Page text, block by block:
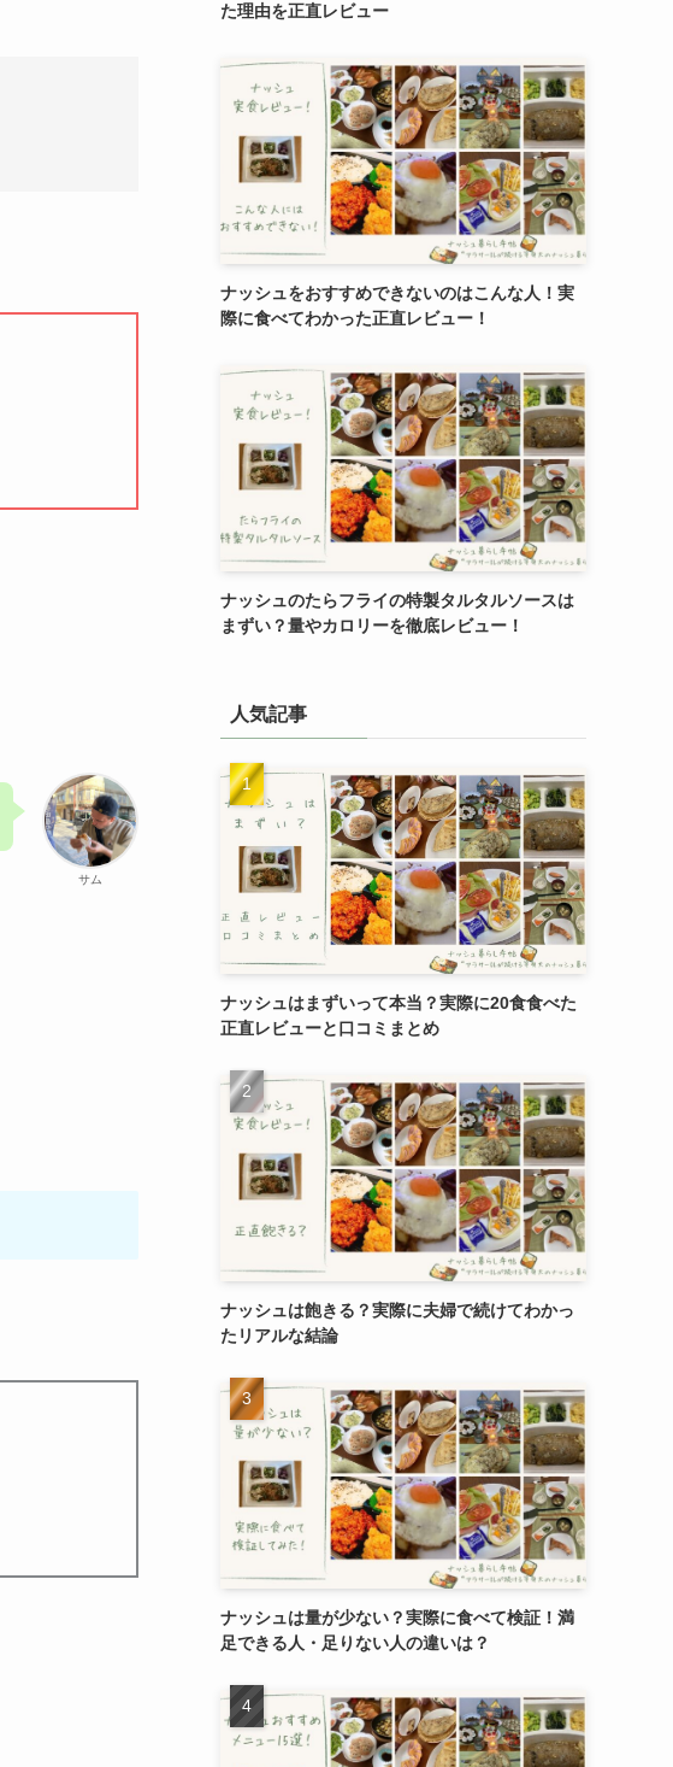
サム
た理由を正直レビュー
ナッシュをおすすめできないのはこんな人！実
際に食べてわかった正直レビュー！
ナッシュのたらフライの特製タルタルソースは
まずい？量やカロリーを徹底レビュー！
人気記事
ナッシュはまずいって本当？実際に20食食べた
正直レビューと口コミまとめ
ナッシュは飽きる？実際に夫婦で続けてわかっ
たリアルな結論
ナッシュは量が少ない？実際に食べて検証！満
足できる人・足りない人の違いは？